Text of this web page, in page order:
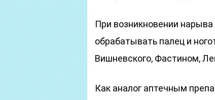
При возникновении
обрабатывать палец и
Вишневского, Фастином,
Как аналог аптечным